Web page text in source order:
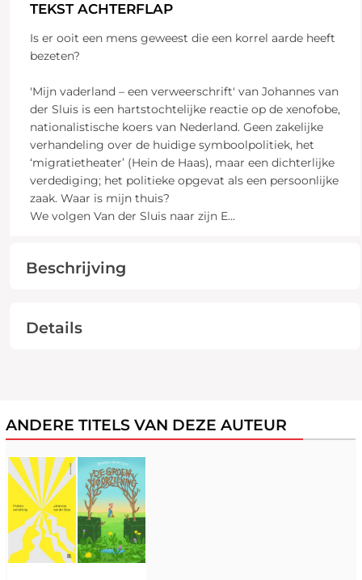
TEKST ACHTERFLAP
Is er ooit een mens geweest die een korrel aarde heeft
bezeten?
'Mijn vaderland – een verweerschrift' van Johannes van
der Sluis is een hartstochtelijke reactie op de xenofobe,
nationalistische koers van Nederland. Geen zakelijke
verhandeling over de huidige symboolpolitiek, het
‘migratietheater’ (Hein de Haas), maar een dichterlijke
verdediging; het politieke opgevat als een persoonlijke
zaak. Waar is mijn thuis?
We volgen Van der Sluis naar zijn E...
Beschrijving
Details
ANDERE TITELS VAN DEZE AUTEUR